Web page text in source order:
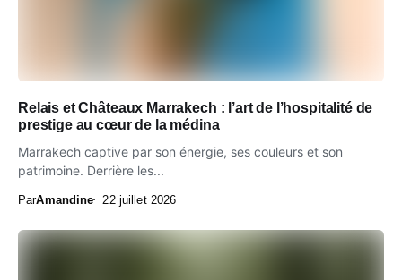
Relais et Châteaux Marrakech : l’art de l’hospitalité de
prestige au cœur de la médina
Marrakech captive par son énergie, ses couleurs et son
patrimoine. Derrière les...
ParAmandine 22 juillet 2026